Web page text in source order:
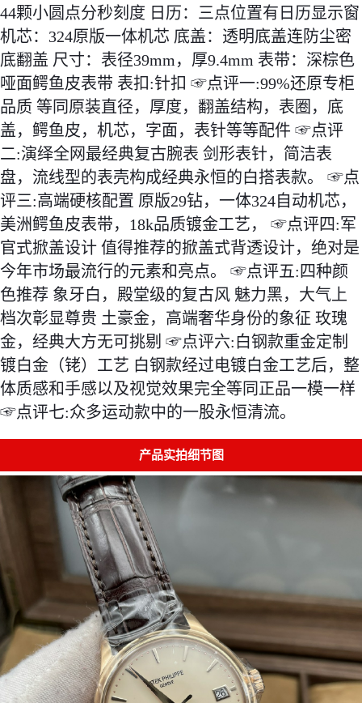
44颗小圆点分秒刻度 日历：三点位置有日历显示窗
机芯：324原版一体机芯 底盖：透明底盖连防尘密
底翻盖 尺寸：表径39mm，厚9.4mm 表带：深棕色
哑面鳄鱼皮表带 表扣:针扣 ☞点评一:99%还原专柜
品质 等同原装直径，厚度，翻盖结构，表圈，底
盖，鳄鱼皮，机芯，字面，表针等等配件 ☞点评
二:演绎全网最经典复古腕表 剑形表针，简洁表
盘，流线型的表壳构成经典永恒的白搭表款。 ☞点
评三:高端硬核配置 原版29钻，一体324自动机芯，
美洲鳄鱼皮表带，18k品质镀金工艺， ☞点评四:军
官式掀盖设计 值得推荐的掀盖式背透设计，绝对是
今年市场最流行的元素和亮点。 ☞点评五:四种颜
色推荐 象牙白，殿堂级的复古风 魅力黑，大气上
档次彰显尊贵 土豪金，高端奢华身份的象征 玫瑰
金，经典大方无可挑剔 ☞点评六:白钢款重金定制
镀白金（铑）工艺 白钢款经过电镀白金工艺后，整
体质感和手感以及视觉效果完全等同正品一模一样
☞点评七:众多运动款中的一股永恒清流。
产品实拍细节图